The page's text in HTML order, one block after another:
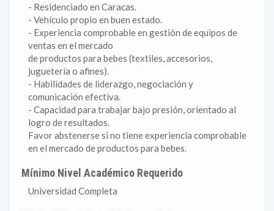
- Residenciado en Caracas.
- Vehículo propio en buen estado.
- Experiencia comprobable en gestión de equipos de
ventas en el mercado
de productos para bebes (textiles, accesorios,
juguetería o afines).
- Habilidades de liderazgo, negociación y
comunicación efectiva.
- Capacidad para trabajar bajo presión, orientado al
logro de resultados.
Favor abstenerse si no tiene experiencia comprobable
en el mercado de productos para bebes.
Mínimo Nivel Académico Requerido
Universidad Completa